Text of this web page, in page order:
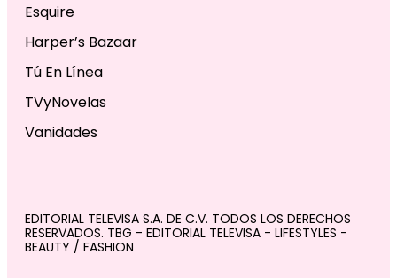
Esquire
Harper’s Bazaar
Tú En Línea
TVyNovelas
Vanidades
EDITORIAL TELEVISA S.A. DE C.V. TODOS LOS DERECHOS
RESERVADOS. TBG - EDITORIAL TELEVISA - LIFESTYLES -
BEAUTY / FASHION